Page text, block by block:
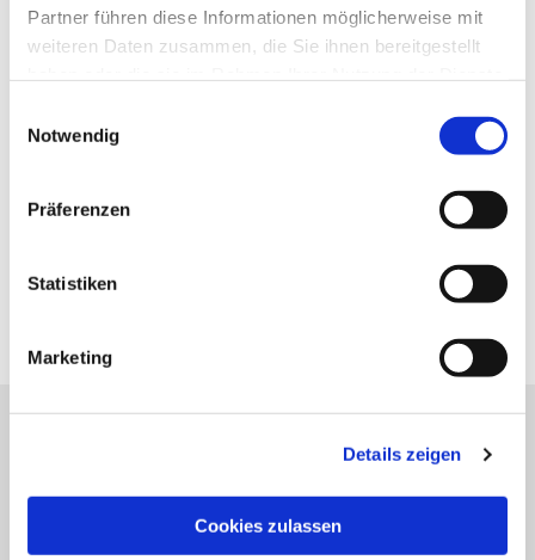
Partner führen diese Informationen möglicherweise mit
weiteren Daten zusammen, die Sie ihnen bereitgestellt
Notwendig
Präferenzen
Statistiken
Marketing
Details zeigen
Cookies zulassen
Pfarrei St. Benedikt Teltow-Fläming